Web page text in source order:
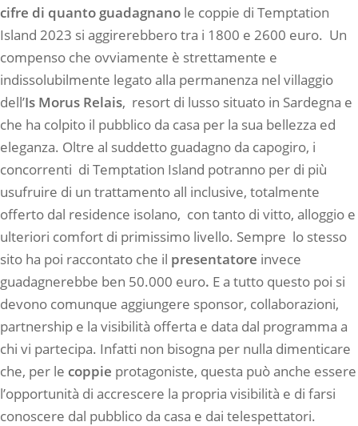
cifre di quanto guadagnano le coppie di Temptation
Island 2023 si aggirerebbero tra i 1800 e 2600 euro. Un
compenso che ovviamente è strettamente e
indissolubilmente legato alla permanenza nel villaggio
dell’Is Morus Relais, resort di lusso situato in Sardegna e
che ha colpito il pubblico da casa per la sua bellezza ed
eleganza. Oltre al suddetto guadagno da capogiro, i
concorrenti di Temptation Island potranno per di più
usufruire di un trattamento all inclusive, totalmente
offerto dal residence isolano, con tanto di vitto, alloggio e
ulteriori comfort di primissimo livello. Sempre lo stesso
sito ha poi raccontato che il presentatore invece
guadagnerebbe ben 50.000 euro. E a tutto questo poi si
devono comunque aggiungere sponsor, collaborazioni,
partnership e la visibilità offerta e data dal programma a
chi vi partecipa. Infatti non bisogna per nulla dimenticare
che, per le coppie protagoniste, questa può anche essere
l’opportunità di accrescere la propria visibilità e di farsi
conoscere dal pubblico da casa e dai telespettatori.